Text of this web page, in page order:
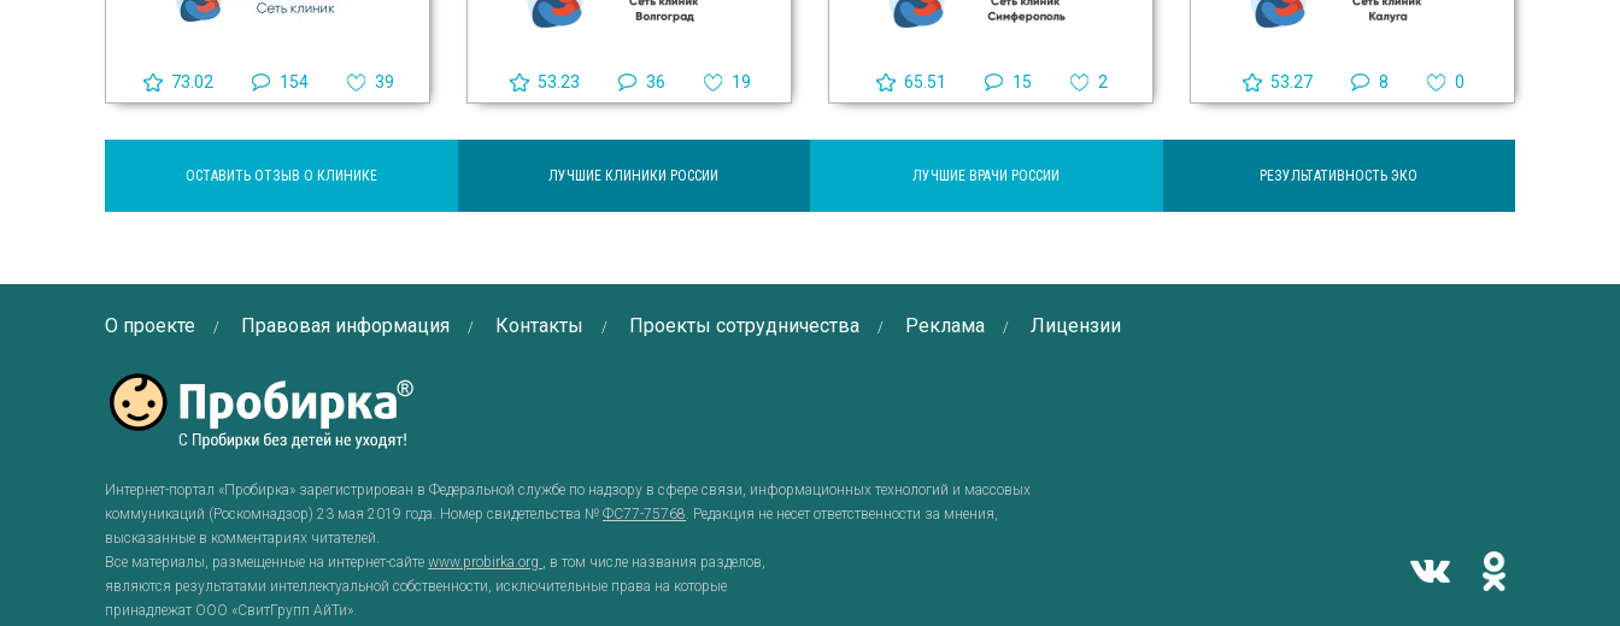
73.02 154 39 53.23 36 19 65.51 15 2 53.27 8 0
ОСТАВИТЬ ОТЗЫВ О КЛИНИКЕ ЛУЧШИЕ КЛИНИКИ РОССИИ ЛУЧШИЕ ВРАЧИ РОССИИ РЕЗУЛЬТАТИВНОСТЬ ЭКО
О проекте Правовая информация Контакты Проекты сотрудничества Реклама Лицензии
Интернет-портал «Пробирка» зарегистрирован в Федеральной службе по надзору в сфере связи, информационных технологий и массовых
коммуникаций (Роскомнадзор) 23 мая 2019 года. Номер свидетельства № ФС77-75768. Редакция не несет ответственности за мнения,
высказанные в комментариях читателей.
Все материалы, размещенные на интернет-сайте www.probirka.org , в том числе названия разделов,
являются результатами интеллектуальной собственности, исключительные права на которые
принадлежат ООО «СвитГрупп АйТи».